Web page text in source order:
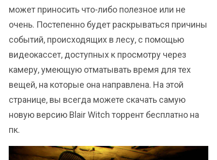
может приносить что-либо полезное или не
очень. Постепенно будет раскрываться причины
событий, происходящих в лесу, с помощью
видеокассет, доступных к просмотру через
камеру, умеющую отматывать время для тех
вещей, на которые она направлена. На этой
странице, вы всегда можете скачать самую
новую версию Blair Witch торрент бесплатно на
пк.